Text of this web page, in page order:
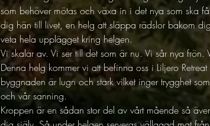
som behöver mötas och växa in i det nya som ska
dig hän till livet, en helg att släppa rädslor bakom
veta hela upplägget kring helgen.
Vi skalar av. Vi ser till det som är nu. Vi sår nya frön.
Denna helg kommer vi att befinna oss i Liljero
byggnaden är lugn och stark vilket inger trygghet
och vår sanning.
Kroppen är en sådan stor del av vårt mående så